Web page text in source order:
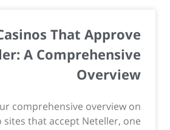
That Approve
A Comprehensive
Overview
comprehensive overview on
sites that accept Neteller, one